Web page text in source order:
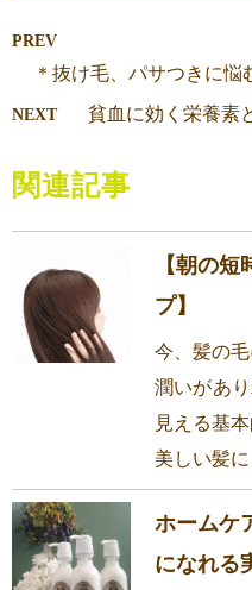
PREV
＊抜け毛、パサつきに
NEXT 貧血に効く栄養素
関連記事
【朝の
プ】
今、髪の
潤いがあ
見える基
美しい髪に
ホームケ
になれる